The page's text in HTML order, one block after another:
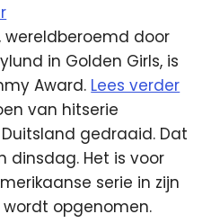
wereldberoemd door
in Golden Girls, is
Award. Lees verder
van hitserie
gedraaid. Dat
dinsdag. Het is voor
serie in zijn
opgenomen.